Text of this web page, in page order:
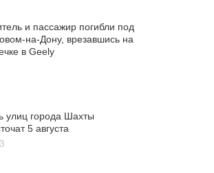
и пассажир погибли под
на-Дону, врезавшись на
в Geely
улиц города Шахты
5 августа